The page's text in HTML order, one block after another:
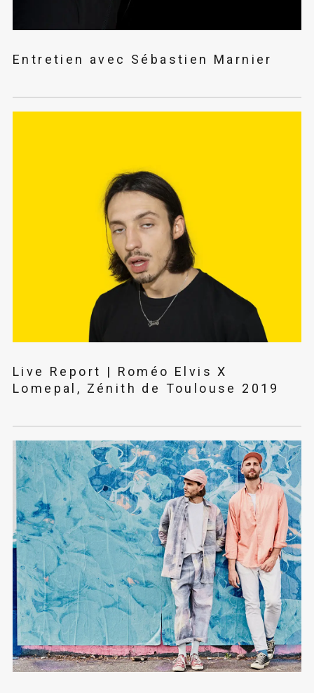
Entretien avec Sébastien Marnier
Live Report | Roméo Elvis X
Lomepal, Zénith de Toulouse 2019